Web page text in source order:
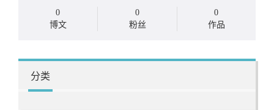
0
博文
0
粉丝
0
作品
分类